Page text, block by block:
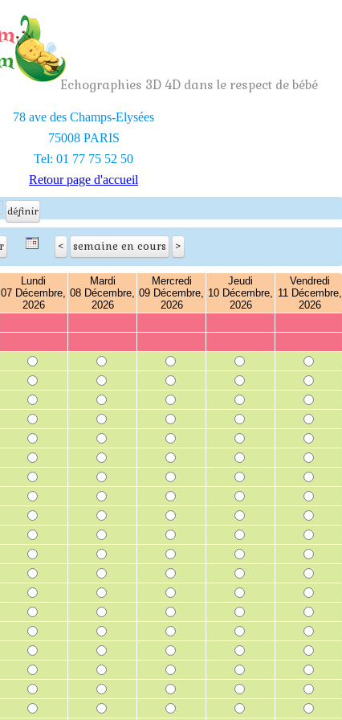
Echographies 3D 4D dans le respect de bébé
78 ave des Champs-Elysées
75008 PARIS
Tel: 01 77 75 52 50
Retour page d'accueil
Lundi
07 Décembre,
2026
Mardi
08 Décembre,
2026
Mercredi
09 Décembre,
2026
Jeudi
10 Décembre,
2026
Vendredi
11 Décembre,
2026